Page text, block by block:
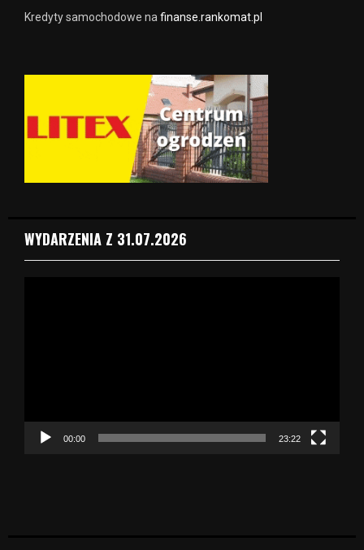
Kredyty samochodowe na finanse.rankomat.pl
WYDARZENIA Z 31.07.2026
c
00:00 23:22